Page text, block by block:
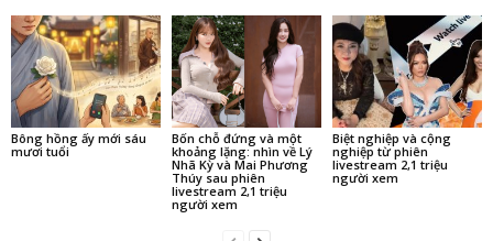
Bông hồng ấy mới sáu
mươi tuổi
Bốn chỗ đứng và một
khoảng lặng: nhìn về Lý
Nhã Kỳ và Mai Phương
Thúy sau phiên
livestream 2,1 triệu
người xem
Biệt nghiệp và cộng
nghiệp từ phiên
livestream 2,1 triệu
người xem